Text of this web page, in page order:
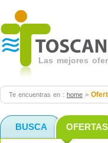
Las mejores
Te encuentras en : home >
BUSCA OFERTAS